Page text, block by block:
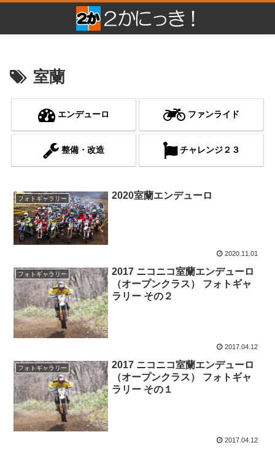
室蘭
エンデューロ ファンライド
整備・改造 チャレンジ２３
フォトギャラリー 2020室蘭エンデューロ
2020.11.01
フォトギャラリー
2017 ニコニコ室蘭エンデューロ
（オープンクラス） フォトギャ
ラリー その２
2017.04.12
フォトギャラリー
2017 ニコニコ室蘭エンデューロ
（オープンクラス） フォトギャ
ラリー その１
2017.04.12